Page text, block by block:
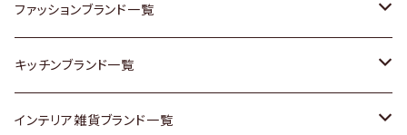
その他家具
Vintageヴィンテージ / Antiqueアンティーク
Designers / デザイナーズ
スカーフ
腕時計
Vintage / ヴィンテージ
銀製品
和物 / 作家物
その他キッチン雑貨
ACME Furniture / アクメ ファニチャー
ACTUS / アクタス
arflex / アルフレックス
ファッションブランド一覧
agnes b / アニエス ベー
BALLY / バリー
キッチンブランド一覧
ARABIA / アラビア
インテリア雑貨ブランド一覧